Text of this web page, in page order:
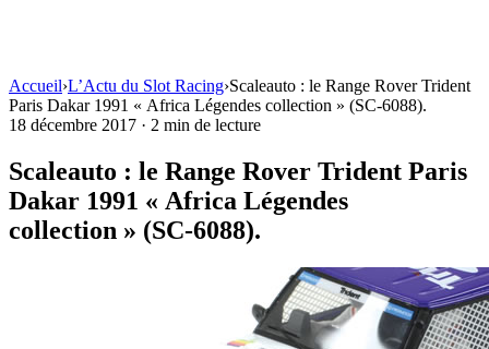
Accueil›L’Actu du Slot Racing›Scaleauto : le Range Rover Trident
Paris Dakar 1991 « Africa Légendes collection » (SC-6088).
18 décembre 2017 · 2 min de lecture
Scaleauto : le Range Rover Trident Paris
Dakar 1991 « Africa Légendes
collection » (SC-6088).